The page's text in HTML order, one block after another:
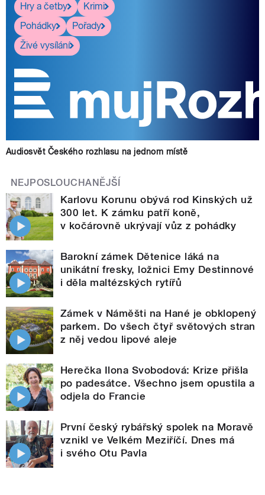
Hry a četby
Krimi
Pohádky
Pořady
Živé vysílání
Audiosvět Českého rozhlasu na jednom místě
NEJPOSLOUCHANĚJŠÍ
Karlovu Korunu obývá rod Kinských už
300 let. K zámku patří koně,
v kočárovně ukrývají vůz z pohádky
Barokní zámek Dětenice láká na
unikátní fresky, ložnici Emy Destinnové
i děla maltézských rytířů
Zámek v Náměšti na Hané je obklopený
parkem. Do všech čtyř světových stran
z něj vedou lipové aleje
Herečka Ilona Svobodová: Krize přišla
po padesátce. Všechno jsem opustila a
odjela do Francie
První český rybářský spolek na Moravě
vznikl ve Velkém Meziříčí. Dnes má
i svého Otu Pavla